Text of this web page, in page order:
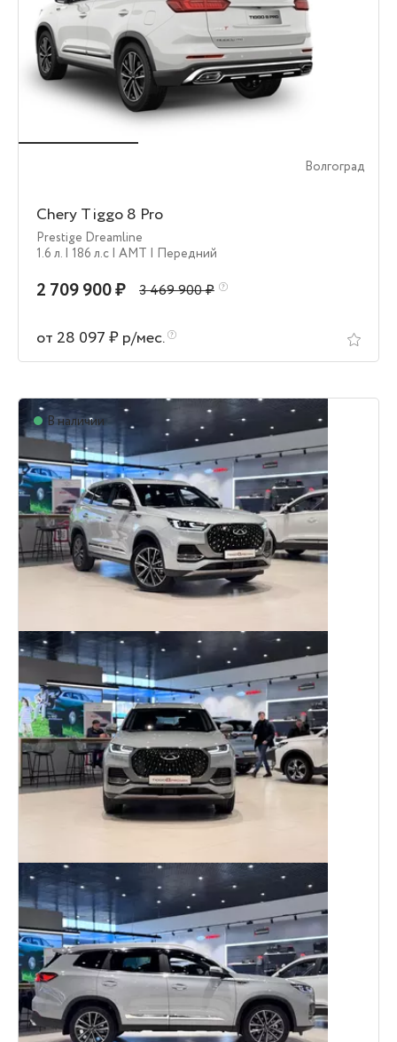
Волгоград
Chery Tiggo 8 Pro
Prestige Dreamline
1.6 л. | 186 л.c | AMT | Передний
2 709 900 ₽ 3 469 900 ₽
от 28 097 ₽ р/мес.
В наличии